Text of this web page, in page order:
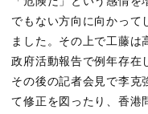
でもない方向に向かって
ました。その上で工藤は
政府活動報告で例年存在
その後の記者会見で李克
て修正を図ったり、香港